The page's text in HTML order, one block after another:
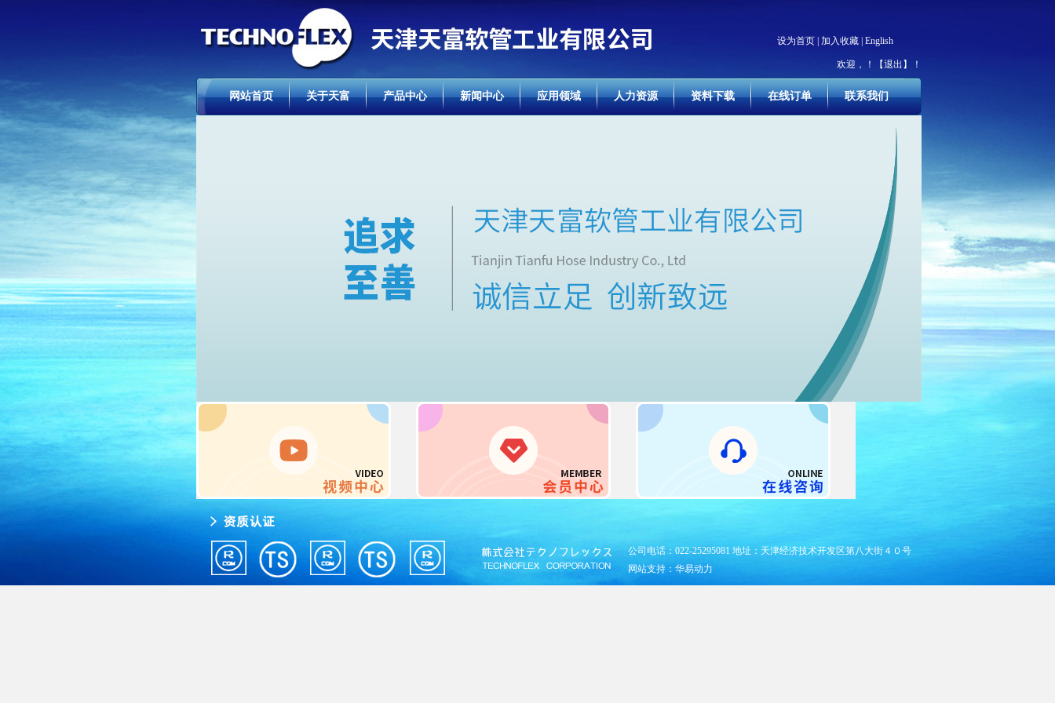
设为首页 加入收藏 English
欢迎， ！ 【退出】 ！
网站首页 关于天富 产品中心 新闻中心 应用领域 人力资源 资料下载 在线订单 联系我们
公司电话：022-25295081 地址：天津经济技术开发区第八大街４０号
网站支持： 华易动力